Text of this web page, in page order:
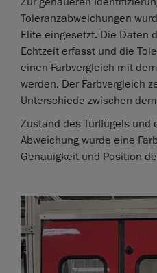
Toleranzabweichungen
Elite eingesetzt. Die Daten
Echtzeit erfasst und die
einen Farbvergleich mit
werden. Der Farbvergleich
Unterschiede zwischen
Zustand des Türflügels und
Abweichung wurde eine
Genauigkeit und Position